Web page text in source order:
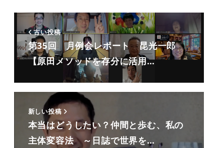
古い投稿
第35回 月例会レポート 昆光一郎
【原田メソッドを存分に活用…
新しい投稿
本当はどうしたい？仲間と歩む、私の
主体変容法 ～日誌で世界を…